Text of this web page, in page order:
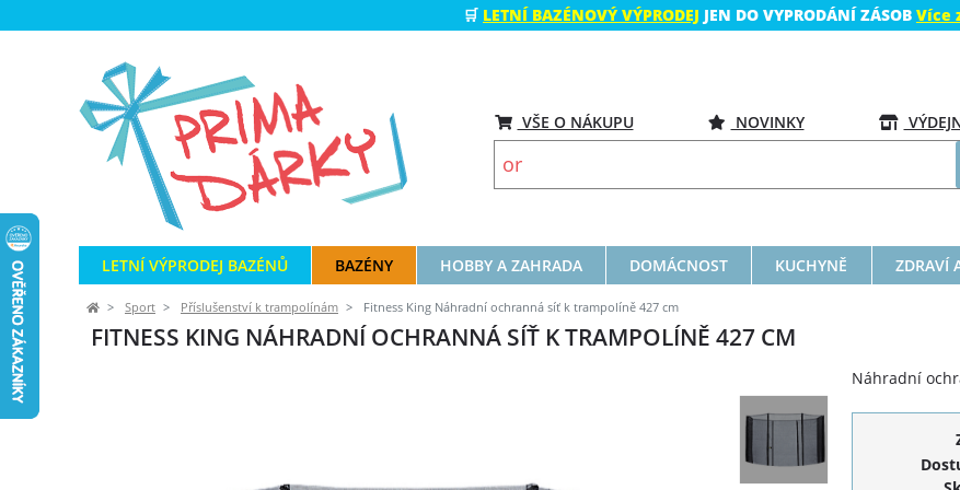
🛒 LETNÍ BAZÉNOVÝ VÝPRODEJ JEN DO VYPRODÁNÍ ZÁSOB Více
VŠE O NÁKUPU NOVINKY
LETNÍ VÝPRODEJ BAZÉNŮ BAZÉNY HOBBY A ZAHRADA DOMÁCNOST KUCHYNĚ ZDRAVÍ
Sport Příslušenství k trampolínám Fitness King Náhradní ochranná síť k trampolíně 427 cm
FITNESS KING NÁHRADNÍ OCHRANNÁ SÍŤ K TRAMPOLÍNĚ 427 CM
Náhradní